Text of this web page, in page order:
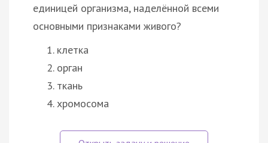
единицей организма, наделённой всеми
основными признаками живого?
клетка
орган
ткань
хромосома